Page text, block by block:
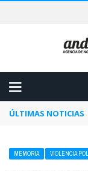
ÚLTIMAS NOTICIAS
MEMORIA VIOLENCIA